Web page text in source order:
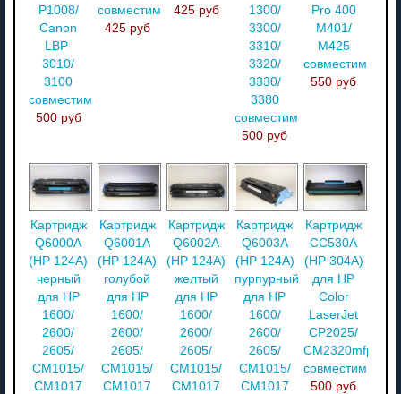
P1008/
Canon
LBP-
3010/
3100
совместимый
500 руб
совместимый
425 руб
425 руб
1300/
3300/
3310/
3320/
3330/
3380
совместимый
500 руб
Pro 400
M401/
M425
совместимый
550 руб
Картридж
Q6000A
(HP 124A)
черный
для HP
1600/
2600/
2605/
CM1015/
CM1017
Картридж
Q6001A
(HP 124A)
голубой
для HP
1600/
2600/
2605/
CM1015/
CM1017
Картридж
Q6002A
(HP 124A)
желтый
для HP
1600/
2600/
2605/
CM1015/
CM1017
Картридж
Q6003A
(HP 124A)
пурпурный
для HP
1600/
2600/
2605/
CM1015/
CM1017
Картридж
CC530A
(HP 304A)
для HP
Color
LaserJet
CP2025/
CM2320mfp
совместимый
500 руб